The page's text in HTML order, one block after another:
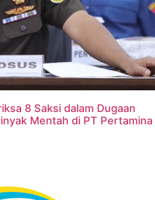
8 Saksi dalam Dugaan
Mentah di PT Pertamina